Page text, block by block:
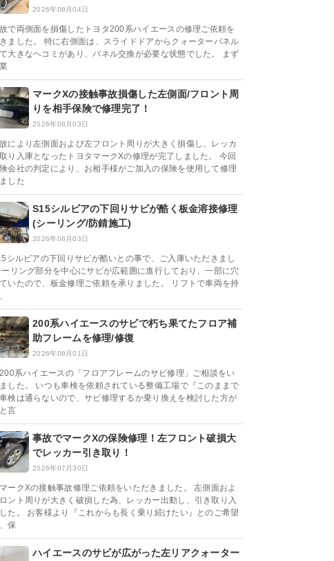
2026年08月04日
で両側面を損傷したトヨタ200系ハイエースの修理ご依頼を
ました。 特に右側面は、スライドドアからクォーターパネル
大きなヘコミがあり、パネル交換が必要な状態でした。 まず
マークXの接触事故損傷した左側面/フロント周
りを相手保険で修理完了！
2026年08月03日
により左側面および左フロント周りが大きく損傷し、レッカ
り入庫となったトヨタマークXの修理が完了しました。 今回
会社の判定により、お相手様がご加入の保険を使用して修理
した
S15シルビアの下回りサビが酷く板金溶接修理
(シーリング/防錆施工)
2026年08月03日
シルビアの下回りサビが酷いとの事で、ご入庫いただきまし
ーリング部分を中心にサビが広範囲に進行しており、一部に穴
いたので、板金修理ご依頼を承りました。 リフトで車両を持
200系ハイエースのサビで朽ち果てたフロア補
助フレームを修理/修復
2026年08月01日
系ハイエースの「フロアフレームのサビ修理」ご相談をい
した。 いつも車検を依頼されている整備工場で『このままで
検は通らないので、サビ修理するか乗り換えを検討した方が
言
事故でマークXの保険修理！左フロント破損大
でレッカー引き取り！
2026年07月30日
ークXの接触事故修理ご依頼をいただきました。 左側面およ
ント周りが大きく破損した為、レッカー出動し、引き取り入
た。 お客様より『これからも長く乗り続けたい』とのご希望
保
ハイエースのサビが広がった左リアクォーター